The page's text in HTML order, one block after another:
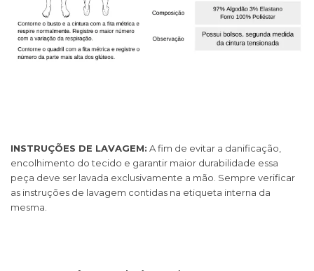
INSTRUÇÕES DE LAVAGEM: A fim de evitar a danificação,
encolhimento do tecido e garantir maior durabilidade essa
peça deve ser lavada exclusivamente a mão. Sempre verificar
as instruções de lavagem contidas na etiqueta interna da
mesma.